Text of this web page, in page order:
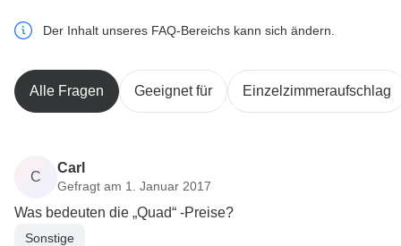
Der Inhalt unseres FAQ-Bereichs kann sich ändern.
Alle Fragen Geeignet für Einzelzimmeraufschlag
C
Carl
Gefragt am 1. Januar 2017
Was bedeuten die „Quad“ -Preise?
Sonstige